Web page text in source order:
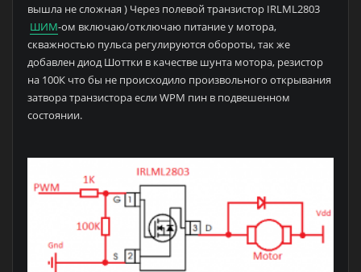
вышла не сложная ) Через полевой транзистор IRLML2803
ШИМ-ом включаю/отключаю питание у мотора,
скважностью пульса регулируются обороты, так же
добавлен диод Шоттки в качестве шунта мотора, резистор
на 100К что бы не происходило произвольного открывания
затвора транзистора если WPM пин в подвешенном
состоянии.